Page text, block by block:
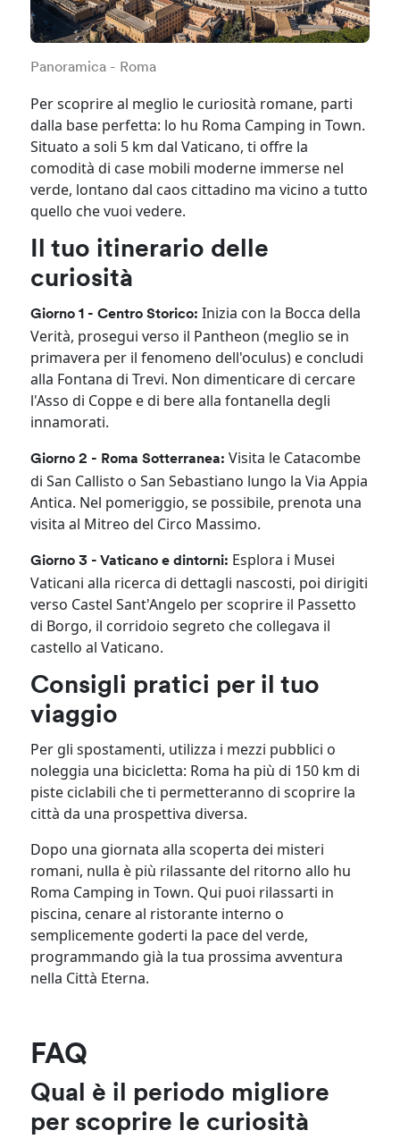
Panoramica - Roma
Per scoprire al meglio le curiosità romane, parti
dalla base perfetta: lo hu Roma Camping in Town.
Situato a soli 5 km dal Vaticano, ti offre la
comodità di case mobili moderne immerse nel
verde, lontano dal caos cittadino ma vicino a tutto
quello che vuoi vedere.
Il tuo itinerario delle
curiosità
Giorno 1 - Centro Storico: Inizia con la Bocca della
Verità, prosegui verso il Pantheon (meglio se in
primavera per il fenomeno dell'oculus) e concludi
alla Fontana di Trevi. Non dimenticare di cercare
l'Asso di Coppe e di bere alla fontanella degli
innamorati.
Giorno 2 - Roma Sotterranea: Visita le Catacombe
di San Callisto o San Sebastiano lungo la Via Appia
Antica. Nel pomeriggio, se possibile, prenota una
visita al Mitreo del Circo Massimo.
Giorno 3 - Vaticano e dintorni: Esplora i Musei
Vaticani alla ricerca di dettagli nascosti, poi dirigiti
verso Castel Sant'Angelo per scoprire il Passetto
di Borgo, il corridoio segreto che collegava il
castello al Vaticano.
Consigli pratici per il tuo
viaggio
Per gli spostamenti, utilizza i mezzi pubblici o
noleggia una bicicletta: Roma ha più di 150 km di
piste ciclabili che ti permetteranno di scoprire la
città da una prospettiva diversa.
Dopo una giornata alla scoperta dei misteri
romani, nulla è più rilassante del ritorno allo hu
Roma Camping in Town. Qui puoi rilassarti in
piscina, cenare al ristorante interno o
semplicemente goderti la pace del verde,
programmando già la tua prossima avventura
nella Città Eterna.
FAQ
Qual è il periodo migliore
per scoprire le curiosità